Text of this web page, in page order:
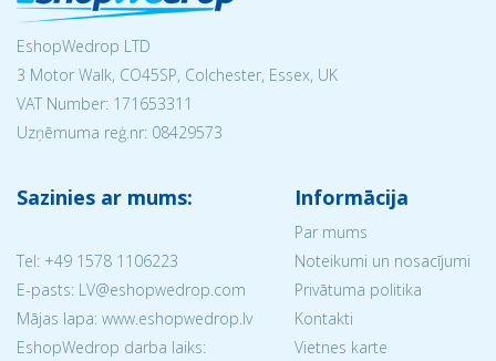
EshopWedrop LTD
3 Motor Walk, CO45SP, Colchester, Essex, UK
VAT Number: 171653311
Uzņēmuma reģ.nr: 08429573
Sazinies ar mums:
Tel: +49 1578 1106223
E-pasts: LV@eshopwedrop.com
Mājas lapa: www.eshopwedrop.lv
EshopWedrop darba laiks:
Informācija
Par mums
Noteikumi un nosacījumi
Privātuma politika
Kontakti
Vietnes karte